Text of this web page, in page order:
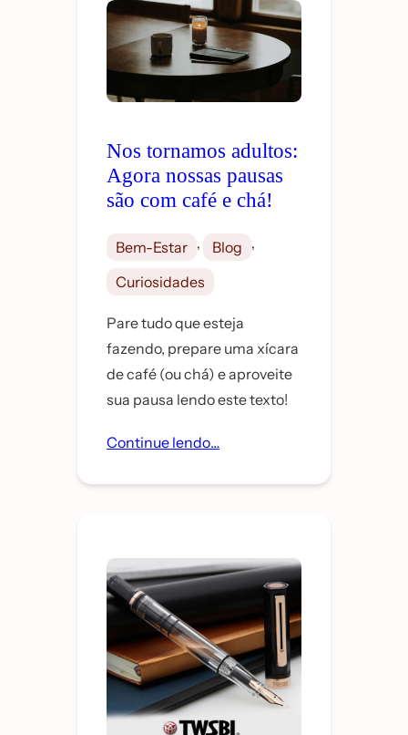
Nos tornamos adultos:
Agora nossas pausas
são com café e chá!
Bem-Estar , Blog ,
Curiosidades
Pare tudo que esteja
fazendo, prepare uma xícara
de café (ou chá) e aproveite
sua pausa lendo este texto!
Continue lendo…